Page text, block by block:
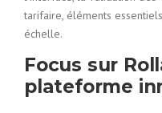
tarifaire, éléments
échelle.
Focus sur
plateforme